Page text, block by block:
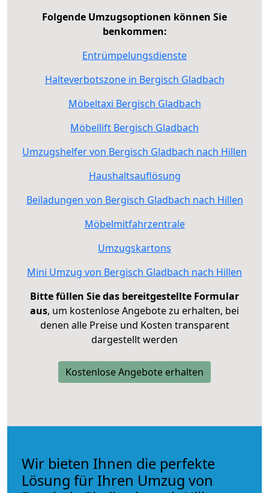
Folgende Umzugsoptionen können Sie
benkommen:
Entrümpelungsdienste
Halteverbotszone in Bergisch Gladbach
Möbeltaxi Bergisch Gladbach
Möbellift Bergisch Gladbach
Umzugshelfer von Bergisch Gladbach nach Hillen
Haushaltsauflösung
Beiladungen von Bergisch Gladbach nach Hillen
Möbelmitfahrzentrale
Umzugskartons
Mini Umzug von Bergisch Gladbach nach Hillen
Bitte füllen Sie das bereitgestellte Formular
aus, um kostenlose Angebote zu erhalten, bei
denen alle Preise und Kosten transparent
dargestellt werden
Kostenlose Angebote erhalten
Wir bieten Ihnen die perfekte
Lösung für Ihren Umzug von